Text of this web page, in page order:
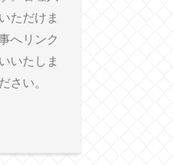
ただけま
へリンク
いたしま
さい。